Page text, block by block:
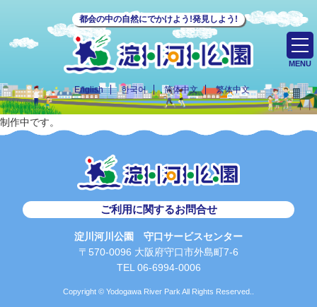
都会の中の自然にでかけよう!発見しよう!
English 한국어 简体中文 繁体中文
MENU
制作中です。
ご利用に関するお問合せ
淀川河川公園 守口サービスセンター
〒570-0096 大阪府守口市外島町7-6
TEL 06-6994-0006
Copyright © Yodogawa River Park All Rights Reserved..